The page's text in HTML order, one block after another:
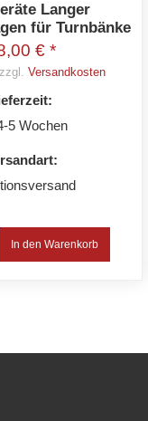
Langer
für Turnbänke
€ *
Versandkosten
5 Wochen